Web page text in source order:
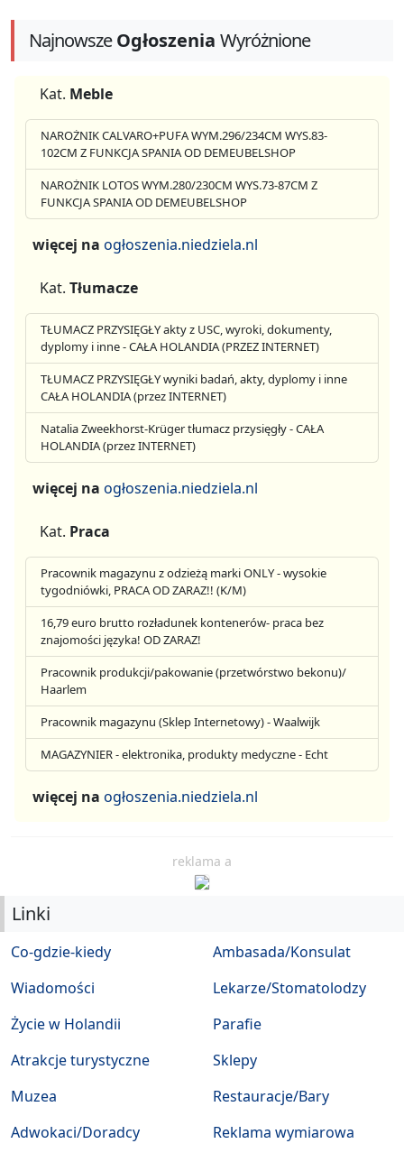
NajnowszeOgłoszenia Wyróżnione
Kat. Meble
NAROŻNIK CALVARO+PUFA WYM.296/234CM WYS.83-
102CM Z FUNKCJA SPANIA OD DEMEUBELSHOP
NAROŻNIK LOTOS WYM.280/230CM WYS.73-87CM Z
FUNKCJA SPANIA OD DEMEUBELSHOP
więcej na ogłoszenia.niedziela.nl
Kat. Tłumacze
TŁUMACZ PRZYSIĘGŁY akty z USC, wyroki, dokumenty,
dyplomy i inne - CAŁA HOLANDIA (PRZEZ INTERNET)
TŁUMACZ PRZYSIĘGŁY wyniki badań, akty, dyplomy i inne
CAŁA HOLANDIA (przez INTERNET)
Natalia Zweekhorst-Krüger tłumacz przysięgły - CAŁA
HOLANDIA (przez INTERNET)
więcej na ogłoszenia.niedziela.nl
Kat. Praca
Pracownik magazynu z odzieżą marki ONLY - wysokie
tygodniówki, PRACA OD ZARAZ!! (K/M)
16,79 euro brutto rozładunek kontenerów- praca bez
znajomości języka! OD ZARAZ!
Pracownik produkcji/pakowanie (przetwórstwo bekonu)/
Haarlem
Pracownik magazynu (Sklep Internetowy) - Waalwijk
MAGAZYNIER - elektronika, produkty medyczne - Echt
więcej na ogłoszenia.niedziela.nl
reklama a
Linki
Co-gdzie-kiedy
Wiadomości
Życie w Holandii
Atrakcje turystyczne
Muzea
Ambasada/Konsulat
Lekarze/Stomatolodzy
Parafie
Sklepy
Restauracje/Bary
Adwokaci/Doradcy
Reklama wymiarowa